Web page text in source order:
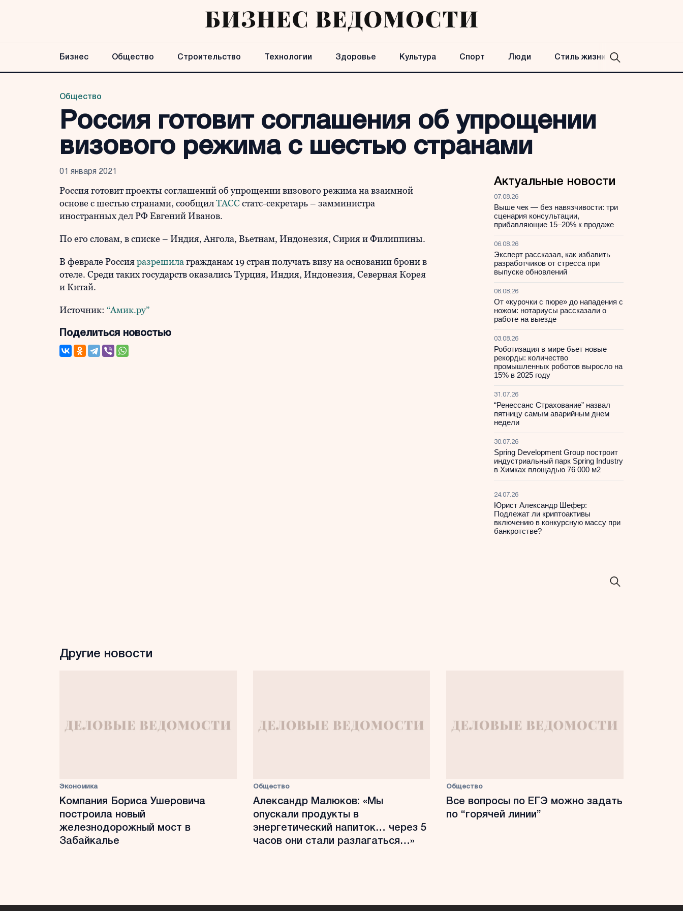
Бизнес Общество Строительство Технологии Здоровье Культура Спорт Люди Стиль жизни
Общество
Россия готовит соглашения об упрощении
визового режима с шестью странами
01 января 2021
Россия готовит проекты соглашений об упрощении визового режима на взаимной
основе с шестью странами, сообщилТАССстатс-секретарь – замминистра
иностранных дел РФ Евгений Иванов.
По его словам, в списке – Индия, Ангола, Вьетнам, Индонезия, Сирия и Филиппины.
В феврале Россияразрешила гражданам 19 стран получать визу на основании брони в
отеле. Среди таких государств оказались Турция, Индия, Индонезия, Северная Корея
и Китай.
Источник: “Амик.ру”
Поделиться новостью
Актуальные новости
07.08.26
Выше чек — без навязчивости: три
сценария консультации,
прибавляющие 15–20% к продаже
06.08.26
Эксперт рассказал, как избавить
разработчиков от стресса при
выпуске обновлений
06.08.26
От «курочки с пюре» до нападения с
ножом: нотариусы рассказали о
работе на выезде
03.08.26
Роботизация в мире бьет новые
рекорды: количество
промышленных роботов выросло на
15% в 2025 году
31.07.26
“Ренессанс Страхование” назвал
пятницу самым аварийным днем
недели
30.07.26
Spring Development Group построит
индустриальный парк Spring Industry
в Химках площадью 76 000 м2
24.07.26
Юрист Александр Шефер:
Подлежат ли криптоактивы
включению в конкурсную массу при
банкротстве?
Другие новости
Экономика
Компания Бориса Ушеровича
построила новый
железнодорожный мост в
Забайкалье
Общество
Александр Малюков: «Мы
опускали продукты в
энергетический напиток… через 5
часов они стали разлагаться…»
Общество
Все вопросы по ЕГЭ можно задать
по “горячей линии”